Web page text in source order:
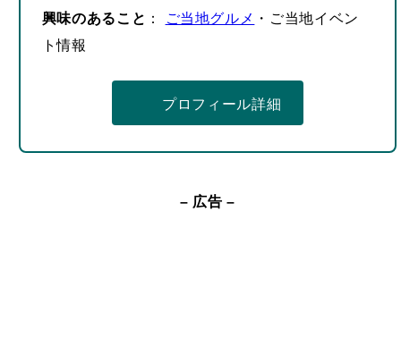
興味のあること ： ご当地グルメ ・ご当地イベン
ト情報
プロフィール詳細
– 広告 –